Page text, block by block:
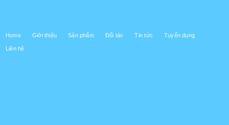
Home Giới thiệu Sản phẩm Đối tác Tin tức Tuyển dụng
Liên hệ